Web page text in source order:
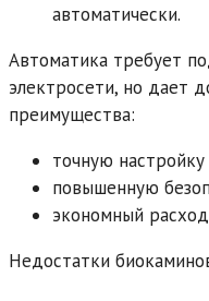
автоматически.
Автоматика требует
электросети, но дает
преимущества:
точную
повышенную
экономный
Недостатки